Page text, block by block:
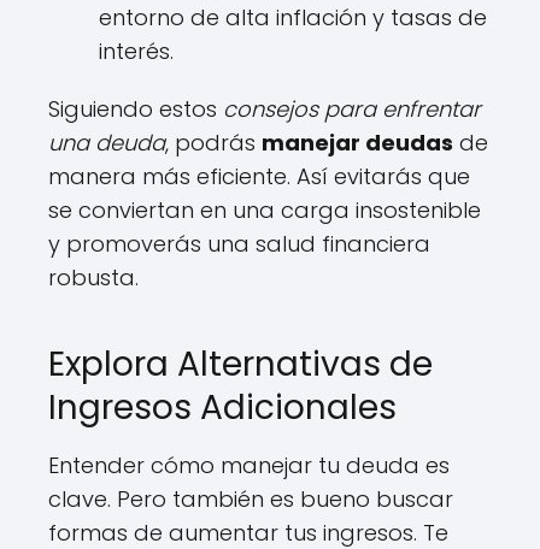
entorno de alta inflación y tasas de
interés.
Siguiendo estos consejos para enfrentar
una deuda, podrás manejar deudas de
manera más eficiente. Así evitarás que
se conviertan en una carga insostenible
y promoverás una salud financiera
robusta.
Explora Alternativas de
Ingresos Adicionales
Entender cómo manejar tu deuda es
clave. Pero también es bueno buscar
formas de aumentar tus ingresos. Te